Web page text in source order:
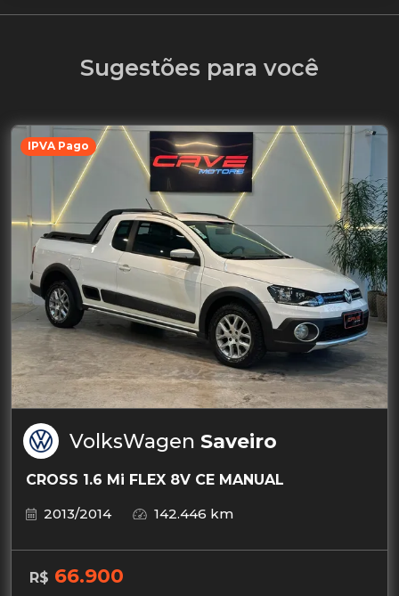
Sugestões para você
IPVA Pago
VolksWagen Saveiro
CROSS 1.6 Mi FLEX 8V CE MANUAL
2013/2014
142.446 km
R$ 66.900